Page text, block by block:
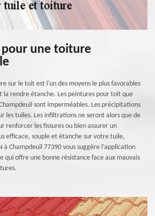
une toiture
sur le toit est l'un des moyens le plus favorables
la rendre étanche. Les peintures pour toit que
sont imperméables. Les précipitations
les tuiles. Les infiltrations ne seront alors que de
renforcer les fissures ou bien assurer un
efficace, souple et étanche sur votre tuile,
à Champdeuil 77390 vous suggère l’application
qui offre une bonne résistance face aux mauvais